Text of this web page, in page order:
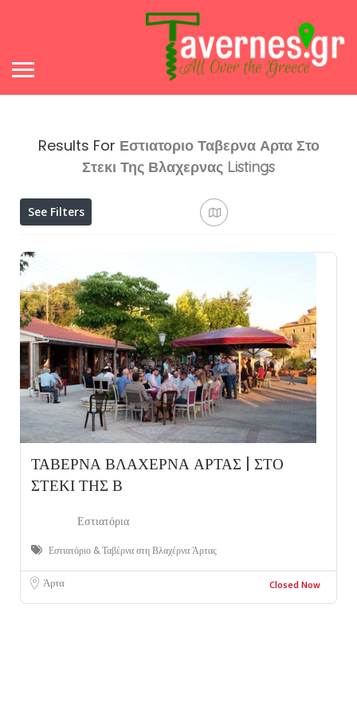
Results For Εστιατοριο Ταβερνα Αρτα Στο
Στεκι Της Βλαχερνας Listings
See Filters
ΤΑΒΕΡΝΑ ΒΛΑΧΕΡΝΑ ΑΡΤΑΣ | ΣΤΟ
ΣΤΕΚΙ ΤΗΣ Β
Εστιατόρια
Εστιατόριο & Ταβέρνα στη Βλαχέρνα Άρτας
Άρτα Closed Now